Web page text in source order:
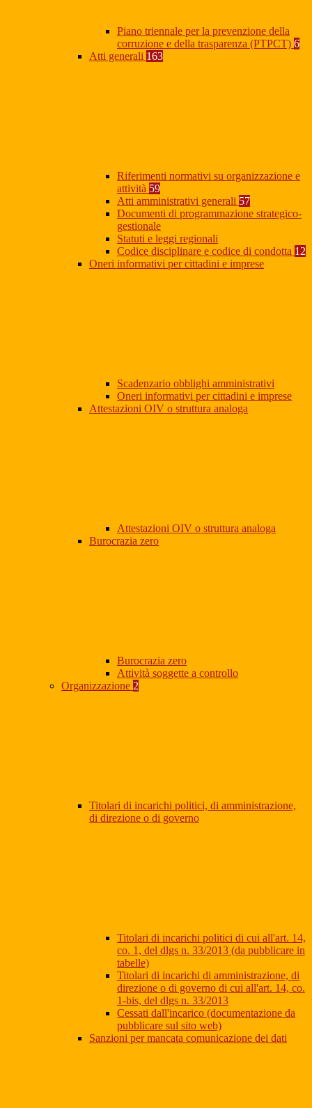
Piano triennale per la prevenzione della
corruzione e della trasparenza (PTPCT) 6
Atti generali 163
Riferimenti normativi su organizzazione e
attività 59
Atti amministrativi generali 57
Documenti di programmazione strategico-
gestionale
Statuti e leggi regionali
Codice disciplinare e codice di condotta 12
Oneri informativi per cittadini e imprese
Scadenzario obblighi amministrativi
Oneri informativi per cittadini e imprese
Attestazioni OIV o struttura analoga
Attestazioni OIV o struttura analoga
Burocrazia zero
Burocrazia zero
Attività soggette a controllo
Organizzazione 2
Titolari di incarichi politici, di amministrazione,
di direzione o di governo
Titolari di incarichi politici di cui all'art. 14,
co. 1, del dlgs n. 33/2013 (da pubblicare in
tabelle)
Titolari di incarichi di amministrazione, di
direzione o di governo di cui all'art. 14, co.
1-bis, del dlgs n. 33/2013
Cessati dall'incarico (documentazione da
pubblicare sul sito web)
Sanzioni per mancata comunicazione dei dati